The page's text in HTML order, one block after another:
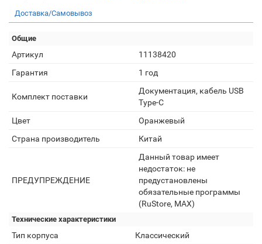
Доставка/Самовывоз
Общие
Артикул
11138420
Гарантия
1 год
Комплект поставки
Документация, кабель USB
Type-C
Цвет
Оранжевый
Страна производитель
Китай
ПРЕДУПРЕЖДЕНИЕ
Данный товар имеет
недостаток: не
предустановлены
обязательные программы
(RuStore, MAX)
Технические характеристики
Тип корпуса
Классический